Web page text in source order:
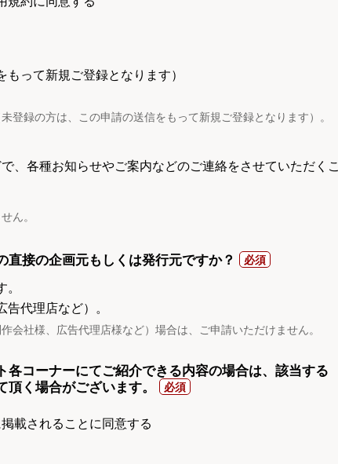
って新規ご登録となります）
登録の方は、この申請の送信をもって新規ご登録となります）。
、各種お知らせやご案内などのご連絡をさせていただくこ
ん。
接の企画元もしくは発行元ですか？
代理店など）。
会社様、広告代理店様など）場合は、ご申請いただけません。
各コーナーにてご紹介できる内容の場合は、該当する
く場合がございます。
載されることに同意する